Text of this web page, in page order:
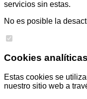
servicios sin estas.
No es posible la
Cookies analíticas
Estas cookies se
nuestro sitio web a